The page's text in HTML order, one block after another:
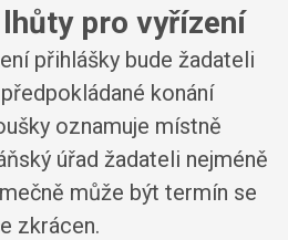
pro vyřízení
přihlášky bude žadateli
konání
oznamuje místně
úřad žadateli nejméně
může být termín se
zkrácen.